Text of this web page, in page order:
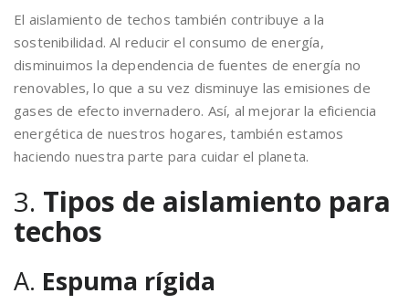
El aislamiento de techos también contribuye a la
sostenibilidad. Al reducir el consumo de energía,
disminuimos la dependencia de fuentes de energía no
renovables, lo que a su vez disminuye las emisiones de
gases de efecto invernadero. Así, al mejorar la eficiencia
energética de nuestros hogares, también estamos
haciendo nuestra parte para cuidar el planeta.
3. Tipos de aislamiento para
techos
A. Espuma rígida